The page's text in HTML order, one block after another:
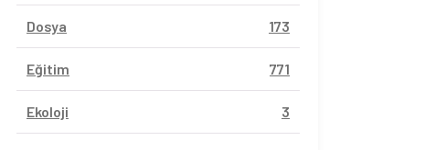
Dosya 173
Eğitim 771
Ekoloji 3